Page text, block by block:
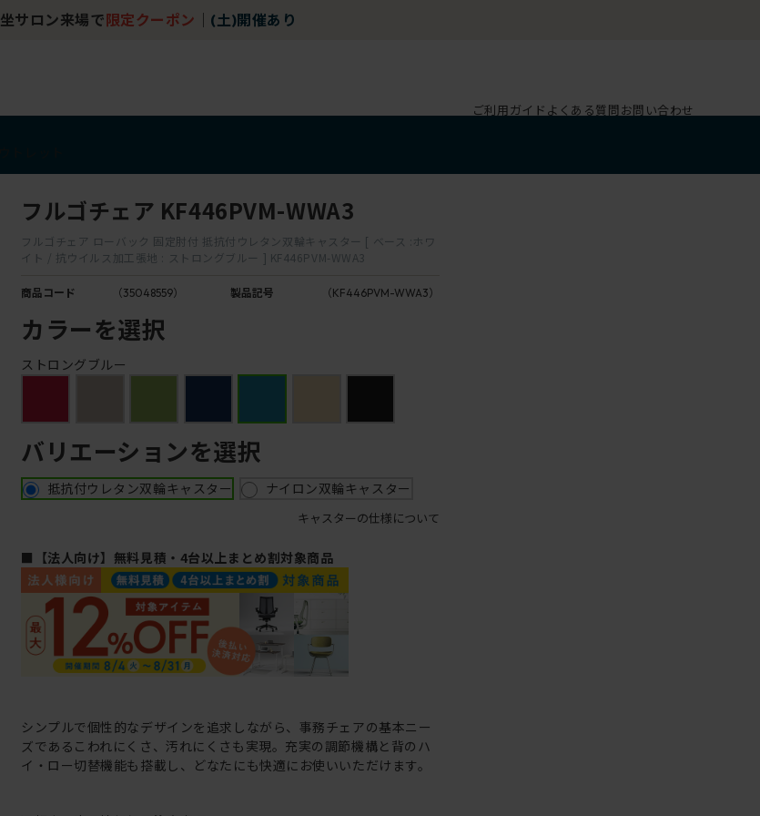
坐サロン来場で 限定クーポン (土)開催あり
ご利用ガイド よくある質問お問い合わせ
フルゴチェア KF446PVM-WWA3
フルゴチェア ローバック 固定肘付 抵抗付ウレタン双輪キャスター [ ベース :ホワ
イト / 抗ウイルス加工張地 : ストロングブルー ] KF446PVM-WWA3
商品コード （35048559） 製品記号 （KF446PVM-WWA3）
カラーを選択
ストロングブルー
バリエーションを選択
抵抗付ウレタン双輪キャスター ナイロン双輪キャスター
キャスターの仕様について
■【法人向け】無料見積・4台以上まとめ割対象商品
シンプルで個性的なデザインを追求しながら、事務チェアの基本ニー
ズであるこわれにくさ、汚れにくさも実現。充実の調節機構と背のハ
イ・ロー切替機能も搭載し、どなたにも快適にお使いいただけます。